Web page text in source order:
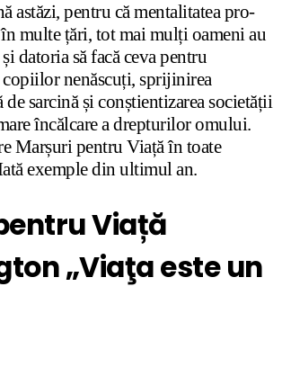
astăzi, pentru că mentalitatea pro-
multe țări, tot mai mulți oameni au
datoria să facă ceva pentru
nenăscuți, sprijinirea
sarcină și conștientizarea societății
încălcare a drepturilor omului.
Marșuri pentru Viață în toate
exemple din ultimul an.
Viață
„Viaţa este un